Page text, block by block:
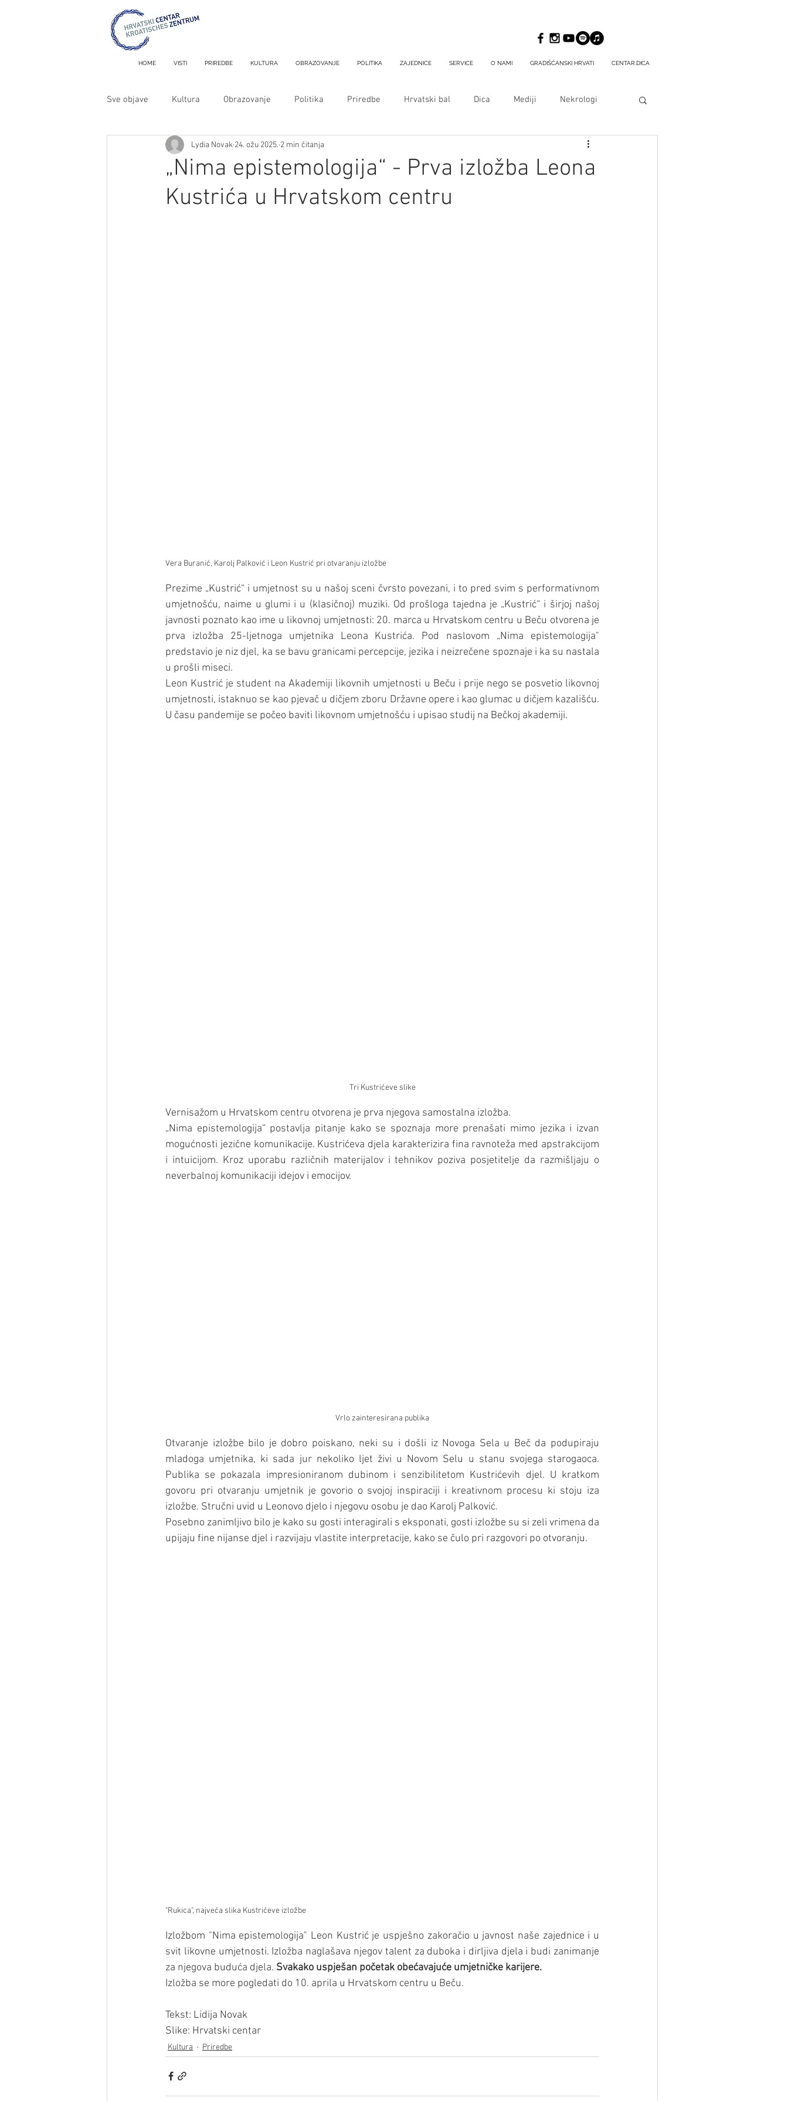
HOME VISTI PRIREDBE KULTURA OBRAZOVANJE POLITIKA ZAJEDNICE SERVICE O NAMI GRADIŠĆANSKI HRVATI CENTAR.DICA
Sve objave Kultura Obrazovanje Politika Priredbe Hrvatski bal Dica Mediji Nekrologi
Metron i MiniMetron
„Nima epistemologija“ - Prva izložba Leona
Kustrića u Hrvatskom centru
Lydia Novak 24. ožu 2025. 2 min čitanja
Vera Buranić, Karolj Palković i Leon Kustrić pri otvaranju izložbe
Prezime „Kustrić“ i umjetnost su u našoj sceni čvrsto povezani, i to pred svim s performativnom
umjetnošću, naime u glumi i u (klasičnoj) muziki. Od prošloga tajedna je „Kustrić“ i širjoj našoj
javnosti poznato kao ime u likovnoj umjetnosti: 20. marca u Hrvatskom centru u Beču otvorena je
prva izložba 25-ljetnoga umjetnika Leona Kustrića. Pod naslovom „Nima epistemologija"
predstavio je niz djel, ka se bavu granicami percepcije, jezika i neizrečene spoznaje i ka su nastala
u prošli miseci.
Leon Kustrić je student na Akademiji likovnih umjetnosti u Beču i prije nego se posvetio likovnoj
umjetnosti, istaknuo se kao pjevač u dičjem zboru Državne opere i kao glumac u dičjem kazališću.
U času pandemije se počeo baviti likovnom umjetnošću i upisao studij na Bečkoj akademiji.
Tri Kustrićeve slike
Vernisažom u Hrvatskom centru otvorena je prva njegova samostalna izložba.
„Nima epistemologija“ postavlja pitanje kako se spoznaja more prenašati mimo jezika i izvan
mogućnosti jezične komunikacije. Kustrićeva djela karakterizira fina ravnoteža med apstrakcijom
i intuicijom. Kroz uporabu različnih materijalov i tehnikov poziva posjetitelje da razmišljaju o
neverbalnoj komunikaciji idejov i emocijov.
Vrlo zainteresirana publika
Otvaranje izložbe bilo je dobro poiskano, neki su i došli iz Novoga Sela u Beč da podupiraju
mladoga umjetnika, ki sada jur nekoliko ljet živi u Novom Selu u stanu svojega starogaoca.
Publika se pokazala impresioniranom dubinom i senzibilitetom Kustrićevih djel. U kratkom
govoru pri otvaranju umjetnik je govorio o svojoj inspiraciji i kreativnom procesu ki stoju iza
izložbe. Stručni uvid u Leonovo djelo i njegovu osobu je dao Karolj Palković.
Posebno zanimljivo bilo je kako su gosti interagirali s eksponati, gosti izložbe su si zeli vrimena da
upijaju fine nijanse djel i razvijaju vlastite interpretacije, kako se čulo pri razgovori po otvoranju.
"Rukica", najveća slika Kustrićeve izložbe
Izložbom "Nima epistemologija" Leon Kustrić je uspješno zakoračio u javnost naše zajednice i u
svit likovne umjetnosti. Izložba naglašava njegov talent za duboka i dirljiva djela i budi zanimanje
za njegova buduća djela. Svakako uspješan početak obećavajuće umjetničke karijere.
Izložba se more pogledati do 10. aprila u Hrvatskom centru u Beču.
Tekst: Lidija Novak
Slike: Hrvatski centar
Kultura Priredbe